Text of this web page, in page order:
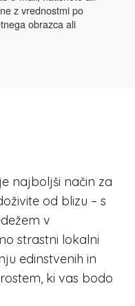
najboljši način za
od blizu – s
v
strastni lokalni
edinstvenih in
ki vas bodo